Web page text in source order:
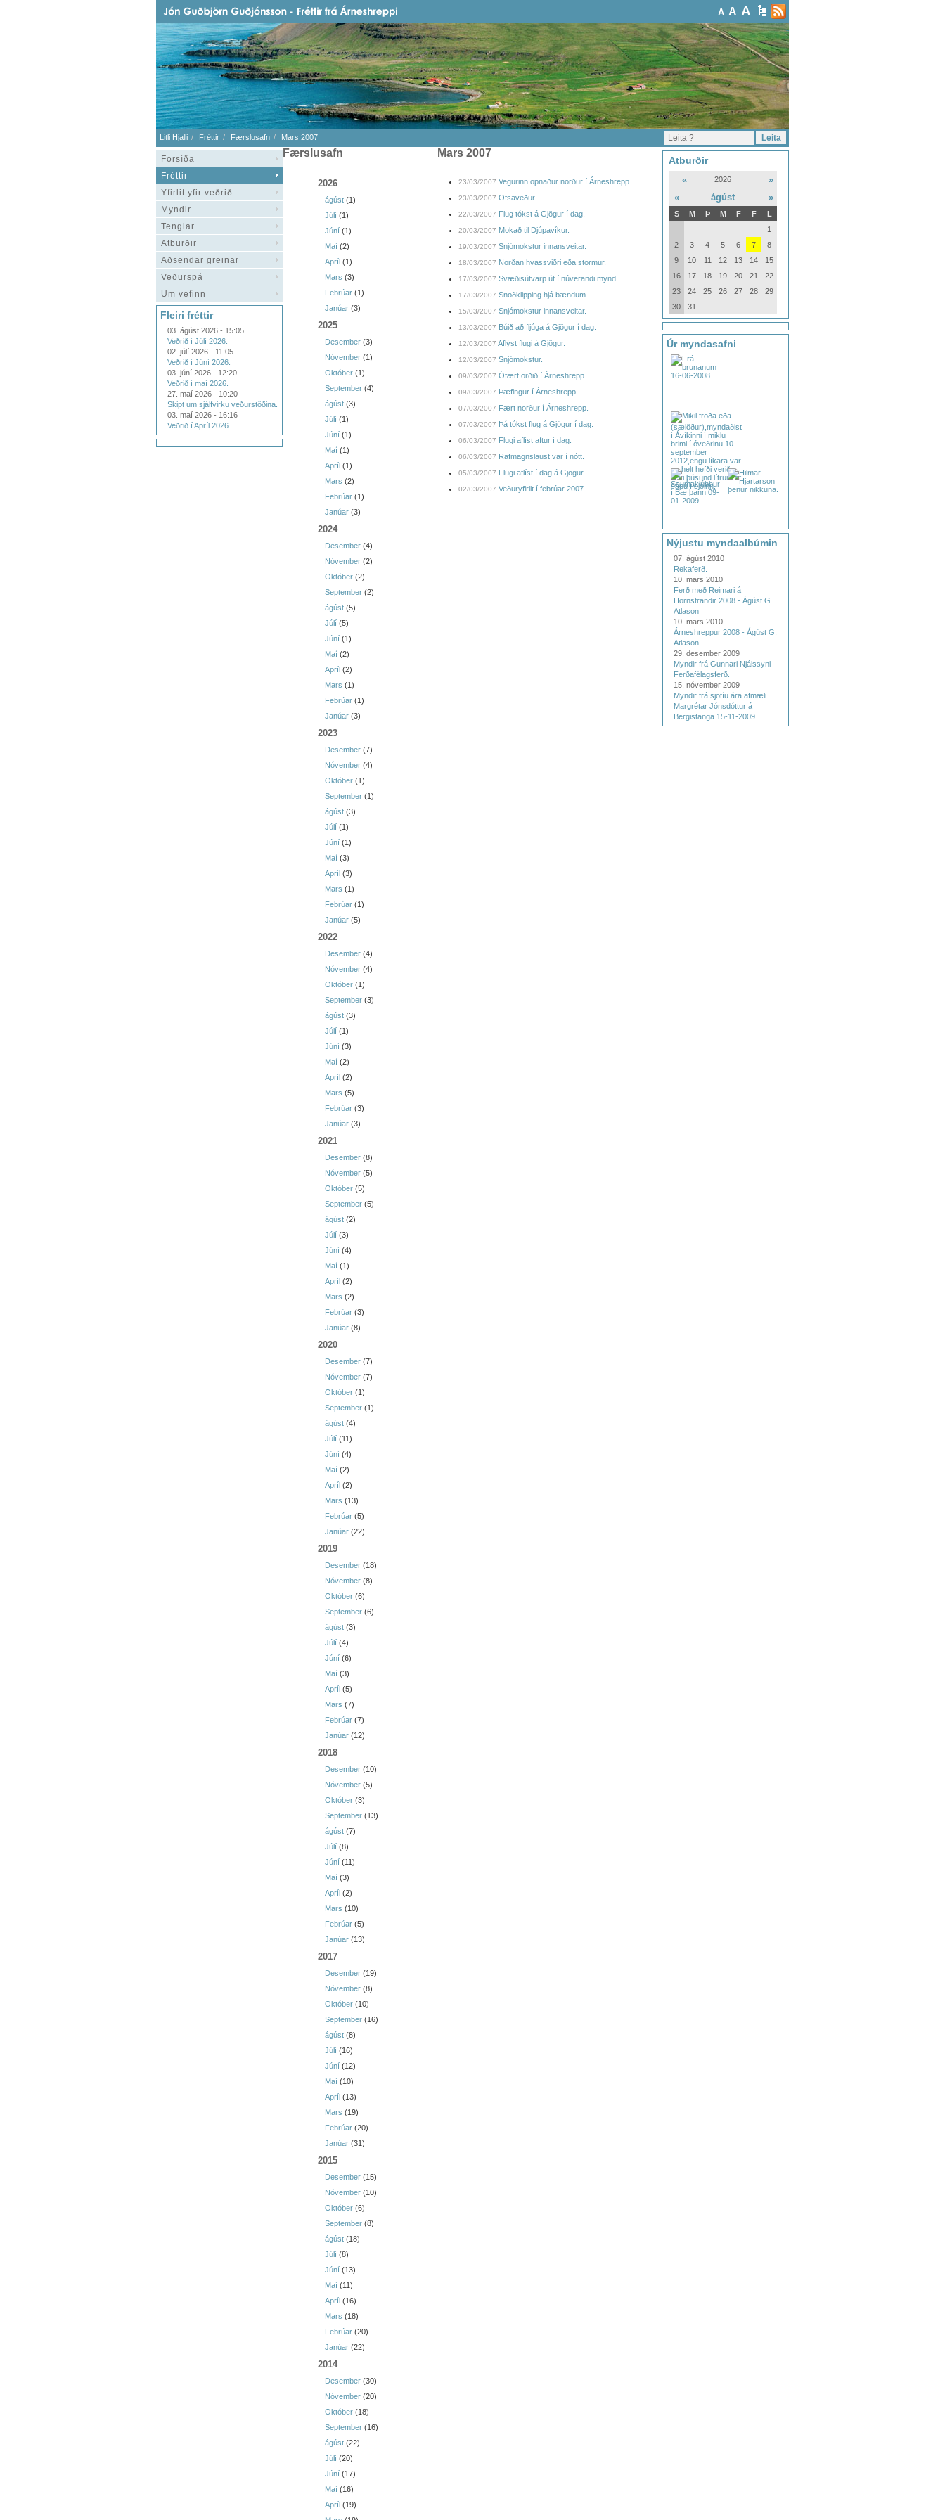
A A A
Litli Hjalli Fréttir Færslusafn Mars 2007
Forsíða
Fréttir
Yfirlit yfir veðrið
Myndir
Tenglar
Atburðir
Aðsendar greinar
Veðurspá
Um vefinn
Fleiri fréttir
03. ágúst 2026 - 15:05
Veðrið í Júlí 2026.
02. júlí 2026 - 11:05
Veðrið í Júní 2026.
03. júní 2026 - 12:20
Veðrið í maí 2026.
27. maí 2026 - 10:20
Skipt um sjálfvirku veðurstöðina.
03. maí 2026 - 16:16
Veðrið í Apríl 2026.
Færslusafn
2026
ágúst (1)
Júlí (1)
Júní (1)
Maí (2)
Apríl (1)
Mars (3)
Febrúar (1)
Janúar (3)
2025
Desember (3)
Nóvember (1)
Október (1)
September (4)
ágúst (3)
Júlí (1)
Júní (1)
Maí (1)
Apríl (1)
Mars (2)
Febrúar (1)
Janúar (3)
2024
Desember (4)
Nóvember (2)
Október (2)
September (2)
ágúst (5)
Júlí (5)
Júní (1)
Maí (2)
Apríl (2)
Mars (1)
Febrúar (1)
Janúar (3)
2023
Desember (7)
Nóvember (4)
Október (1)
September (1)
ágúst (3)
Júlí (1)
Júní (1)
Maí (3)
Apríl (3)
Mars (1)
Febrúar (1)
Janúar (5)
2022
Desember (4)
Nóvember (4)
Október (1)
September (3)
ágúst (3)
Júlí (1)
Júní (3)
Maí (2)
Apríl (2)
Mars (5)
Febrúar (3)
Janúar (3)
2021
Desember (8)
Nóvember (5)
Október (5)
September (5)
ágúst (2)
Júlí (3)
Júní (4)
Maí (1)
Apríl (2)
Mars (2)
Febrúar (3)
Janúar (8)
2020
Desember (7)
Nóvember (7)
Október (1)
September (1)
ágúst (4)
Júlí (11)
Júní (4)
Maí (2)
Apríl (2)
Mars (13)
Febrúar (5)
Janúar (22)
2019
Desember (18)
Nóvember (8)
Október (6)
September (6)
ágúst (3)
Júlí (4)
Júní (6)
Maí (3)
Apríl (5)
Mars (7)
Febrúar (7)
Janúar (12)
2018
Desember (10)
Nóvember (5)
Október (3)
September (13)
ágúst (7)
Júlí (8)
Júní (11)
Maí (3)
Apríl (2)
Mars (10)
Febrúar (5)
Janúar (13)
2017
Desember (19)
Nóvember (8)
Október (10)
September (16)
ágúst (8)
Júlí (16)
Júní (12)
Maí (10)
Apríl (13)
Mars (19)
Febrúar (20)
Janúar (31)
2015
Desember (15)
Nóvember (10)
Október (6)
September (8)
ágúst (18)
Júlí (8)
Júní (13)
Maí (11)
Apríl (16)
Mars (18)
Febrúar (20)
Janúar (22)
2014
Desember (30)
Nóvember (20)
Október (18)
September (16)
ágúst (22)
Júlí (20)
Júní (17)
Maí (16)
Apríl (19)
mars 2007
23/03/2007 Vegurinn opnaður norður í Árneshrepp.
23/03/2007 Ofsaveður.
22/03/2007 Flug tókst á Gjögur í dag.
20/03/2007 Mokað til Djúpavíkur.
19/03/2007 Snjómokstur innansveitar.
18/03/2007 Norðan hvassviðri eða stormur.
17/03/2007 Svæðisútvarp út í núverandi mynd.
17/03/2007 Snoðklipping hjá bændum.
15/03/2007 Snjómokstur innansveitar.
13/03/2007 Búið að fljúga á Gjögur í dag.
12/03/2007 Aflýst flugi á Gjögur.
12/03/2007 Snjómokstur.
09/03/2007 Ófært orðið í Árneshrepp.
09/03/2007 Þæfingur í Árneshrepp.
07/03/2007 Fært norður í Árneshrepp.
07/03/2007 Þá tókst flug á Gjögur í dag.
06/03/2007 Flugi aflíst aftur í dag.
06/03/2007 Rafmagnslaust var í nótt.
05/03/2007 Flugi aflíst í dag á Gjögur.
02/03/2007 Veðuryfirlit í febrúar 2007.
Atburðir
« 2026
»
«
ágúst »
S M Þ M F F
L
1
2
3 4 5 6 7
8
9
10 11 12 13 14
15
16
17 18 19 20 21
22
23
24 25 26 27 28
29
30
31
Úr myndasafni
Nýjustu myndaalbúmin
07. ágúst 2010
Rekaferð.
10. mars 2010
Ferð með Reimari á
Hornstrandir 2008 - Ágúst G.
Atlason
10. mars 2010
Árneshreppur 2008 - Ágúst G.
Atlason
29. desember 2009
Myndir frá Gunnari Njálssyni-
Ferðafélagsferð.
15. nóvember 2009
Myndir frá sjötíu ára afmæli
Margrétar Jónsdóttur á
Bergistanga.15-11-2009.